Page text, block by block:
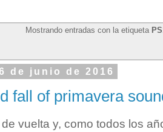
Mostrando entradas con la etiqueta
de junio de 2016
fall of primavera
vuelta y, como todos los